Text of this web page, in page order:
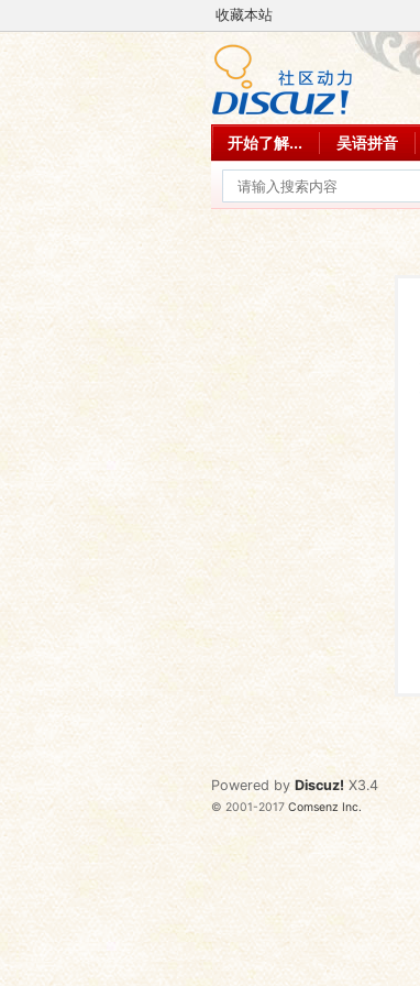
收藏本站
开始了解... 吴语拼音
Powered by Discuz! X3.4
© 2001-2017Comsenz Inc.